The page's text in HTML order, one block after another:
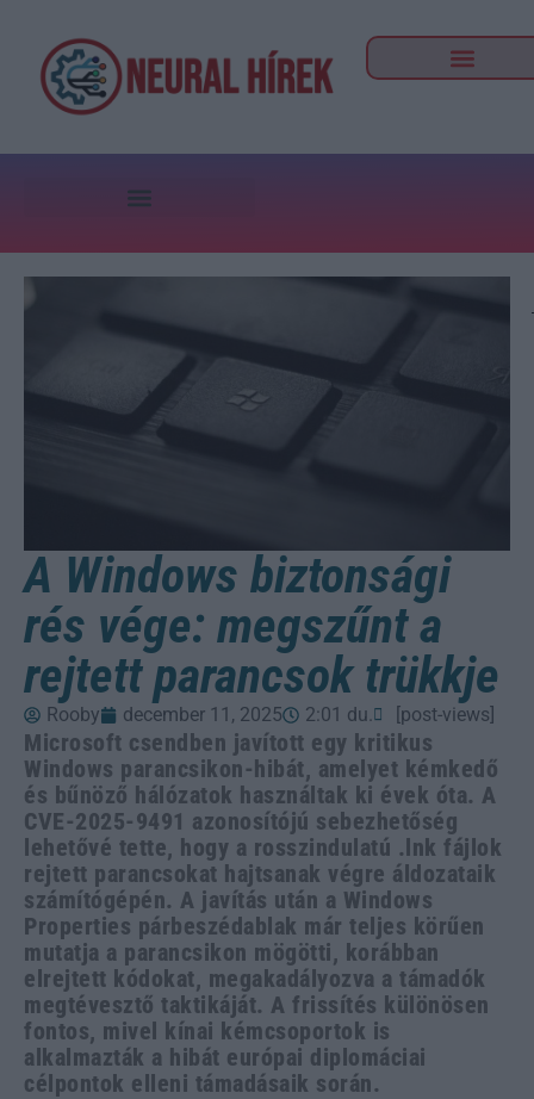
A Windows biztonsági
rés vége: megszűnt a
rejtett parancsok trükkje
Rooby december 11, 2025 2:01 du. [post-views]
Microsoft csendben javított egy kritikus
Windows parancsikon-hibát, amelyet kémkedő
és bűnöző hálózatok használtak ki évek óta. A
CVE-2025-9491 azonosítójú sebezhetőség
lehetővé tette, hogy a rosszindulatú .lnk fájlok
rejtett parancsokat hajtsanak végre áldozataik
számítógépén. A javítás után a Windows
Properties párbeszédablak már teljes körűen
mutatja a parancsikon mögötti, korábban
elrejtett kódokat, megakadályozva a támadók
megtévesztő taktikáját. A frissítés különösen
fontos, mivel kínai kémcsoportok is
alkalmazták a hibát európai diplomáciai
célpontok elleni támadásaik során.